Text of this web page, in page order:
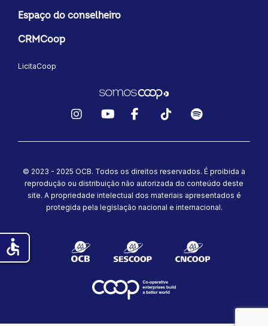
Espaço do conselheiro
CRMCoop
LicitaCoop
© 2023 - 2025 OCB. Todos os direitos reservados. É proibida a
reprodução ou distribuição não autorizada do conteúdo deste
site. A propriedade intelectual dos materiais apresentados é
protegida pela legislação nacional e internacional.
accessible